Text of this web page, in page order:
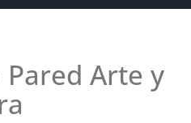
Arte y